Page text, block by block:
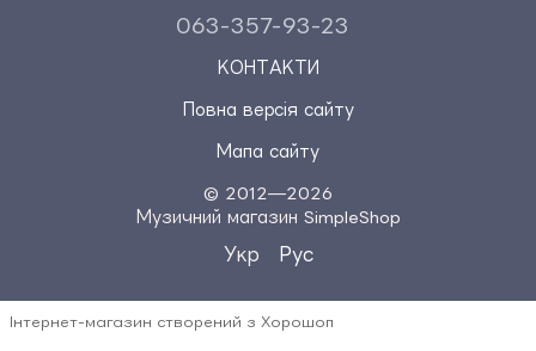
063-357-93-23
КОНТАКТИ
Повна версія сайту
Мапа сайту
© 2012—2026
Музичний магазин SimpleShop
Укр Рус
Інтернет-магазин створений з Хорошоп